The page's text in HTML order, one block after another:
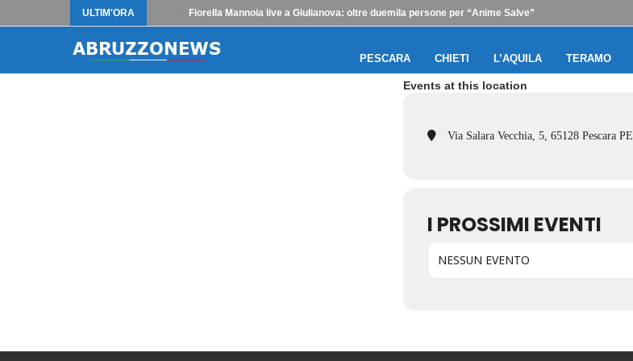
ULTIM'ORA Fiorella Mannoia live a Giulianova: oltre duemila persone per “Anime Salve”
PESCARA CHIETI L’AQUILA TERAMO
Events at this location
Via Salara Vecchia, 5, 65128 Pescara PE
I PROSSIMI EVENTI
NESSUN EVENTO